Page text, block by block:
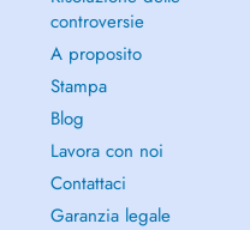
controversie
A proposito
Stampa
Blog
Lavora con noi
Contattaci
Garanzia legale